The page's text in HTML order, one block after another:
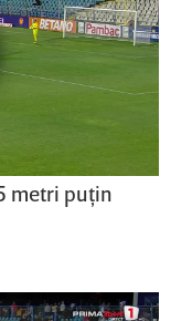
metri puţin